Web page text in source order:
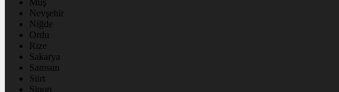
Muş
Nevşehir
Niğde
Ordu
Rize
Sakarya
Samsun
Siirt
Sinop